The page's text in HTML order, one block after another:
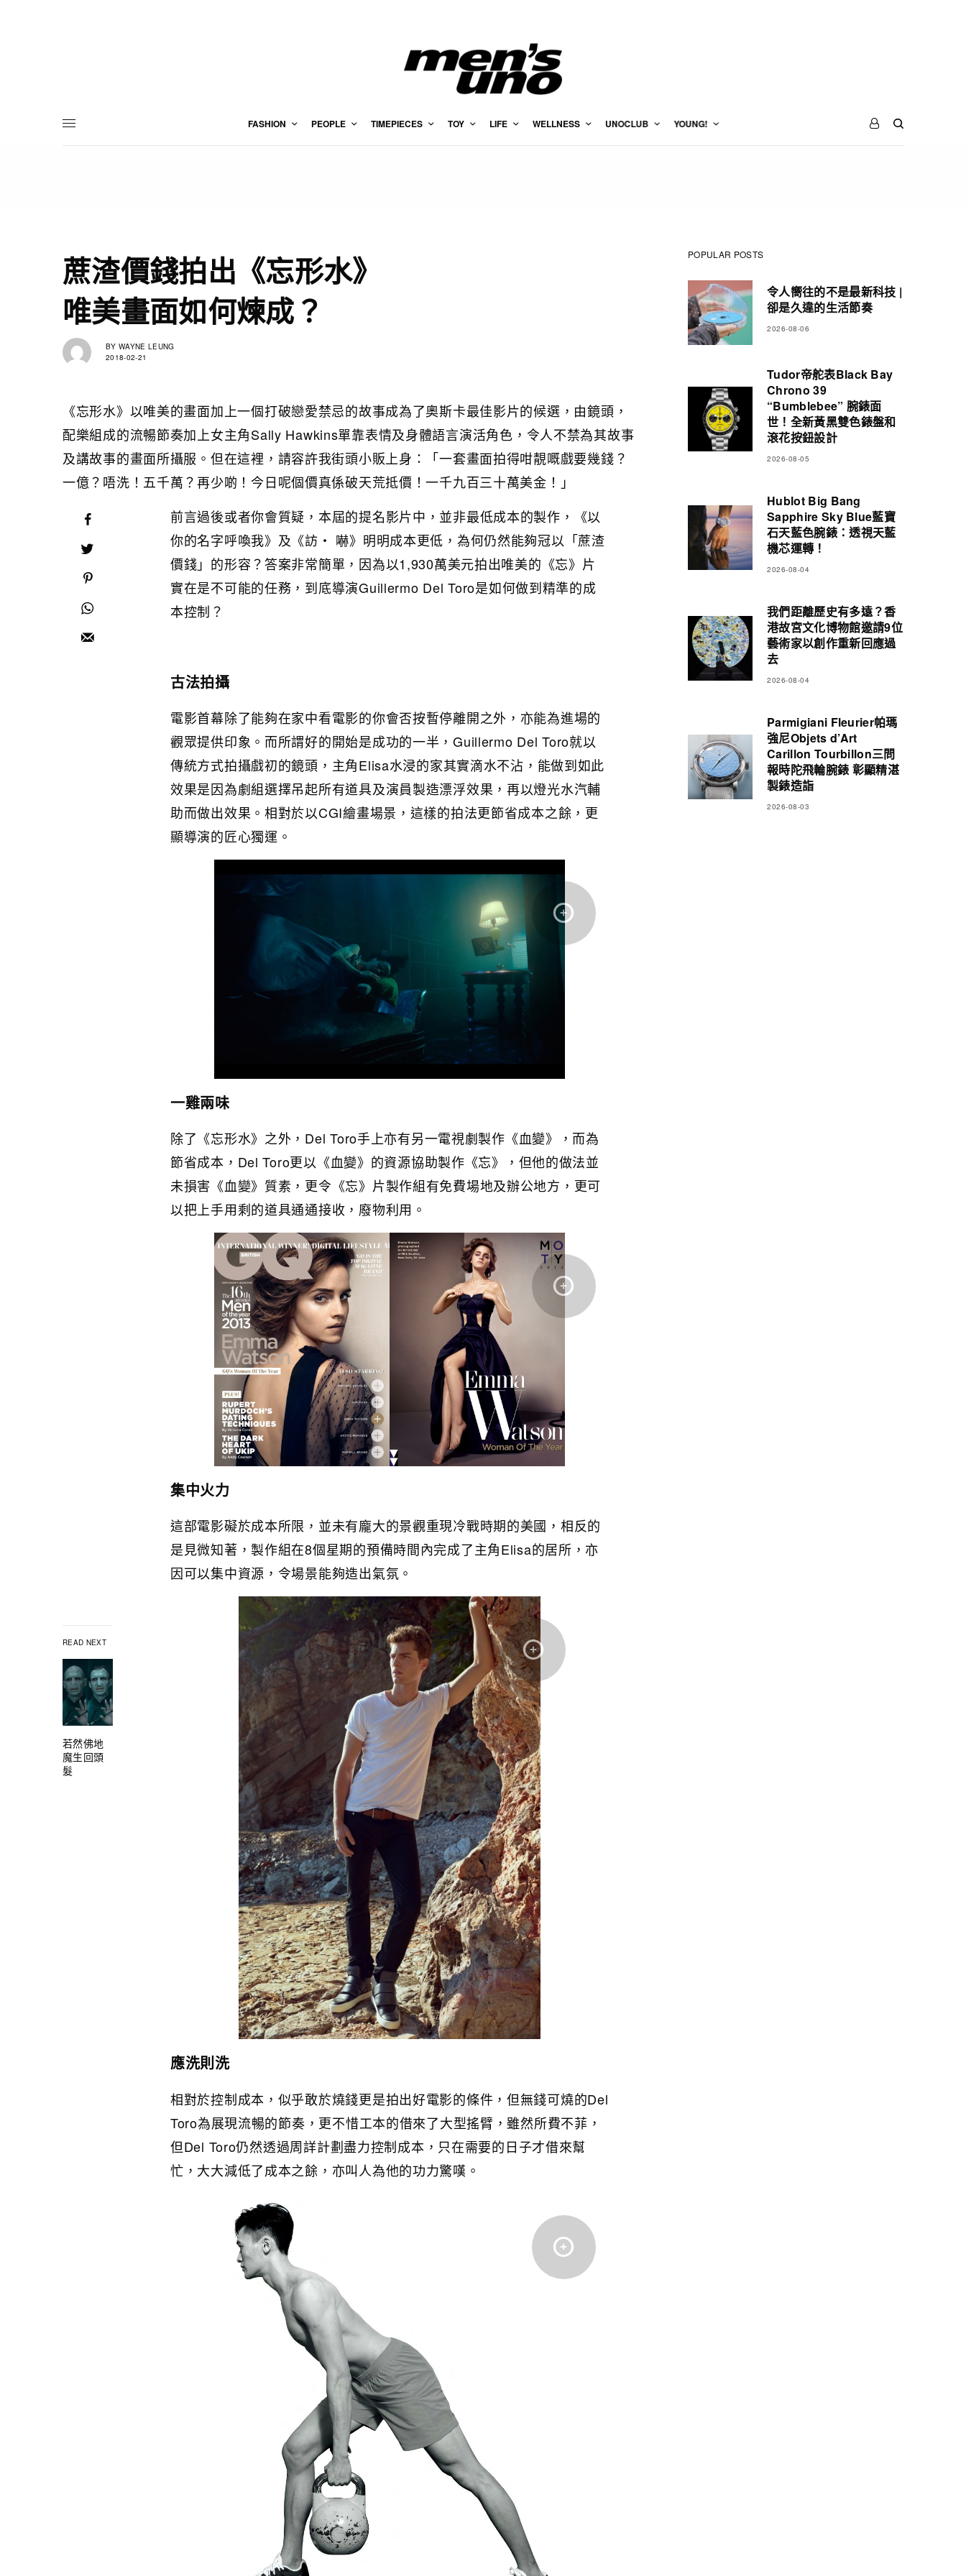
FASHION PEOPLE TIMEPIECES TOY LIFE WELLNESS UNOCLUB YOUNG!
蔗渣價錢拍出《忘形水》
唯美畫面如何煉成？
BY WAYNE LEUNG
2018-02-21
《忘形水》以唯美的畫面加上一個打破戀愛禁忌的故事成為了奧斯卡最佳影片的候選，由鏡頭，
配樂組成的流暢節奏加上女主角Sally Hawkins單靠表情及身體語言演活角色，令人不禁為其故事
及講故事的畫面所攝服。但在這裡，請容許我街頭小販上身：「一套畫面拍得咁靚嘅戲要幾錢？
一億？唔洗！五千萬？再少啲！今日呢個價真係破天荒抵價！一千九百三十萬美金！」
READ NEXT
若然佛地
魔生回頭
髮
前言過後或者你會質疑，本屆的提名影片中，並非最低成本的製作，《以
你的名字呼喚我》及《訪‧ 嚇》明明成本更低，為何仍然能夠冠以「蔗渣
價錢」的形容？答案非常簡單，因為以1,930萬美元拍出唯美的《忘》片
實在是不可能的任務，到底導演Guillermo Del Toro是如何做到精準的成
本控制？
古法拍攝
電影首幕除了能夠在家中看電影的你會否按暫停離開之外，亦能為進場的
觀眾提供印象。而所謂好的開始是成功的一半，Guillermo Del Toro就以
傳統方式拍攝戲初的鏡頭，主角Elisa水浸的家其實滴水不沾，能做到如此
效果是因為劇組選擇吊起所有道具及演員製造漂浮效果，再以燈光水汽輔
助而做出效果。相對於以CGI繪畫場景，這樣的拍法更節省成本之餘，更
顯導演的匠心獨運。
一雞兩味
除了《忘形水》之外，Del Toro手上亦有另一電視劇製作《血變》，而為
節省成本，Del Toro更以《血變》的資源協助製作《忘》，但他的做法並
未損害《血變》質素，更令《忘》片製作組有免費場地及辦公地方，更可
以把上手用剩的道具通通接收，廢物利用。
集中火力
這部電影礙於成本所限，並未有龐大的景觀重現冷戰時期的美國，相反的
是見微知著，製作組在8個星期的預備時間內完成了主角Elisa的居所，亦
因可以集中資源，令場景能夠造出氣氛。
應洗則洗
相對於控制成本，似乎敢於燒錢更是拍出好電影的條件，但無錢可燒的Del
Toro為展現流暢的節奏，更不惜工本的借來了大型搖臂，雖然所費不菲，
但Del Toro仍然透過周詳計劃盡力控制成本，只在需要的日子才借來幫
忙，大大減低了成本之餘，亦叫人為他的功力驚嘆。
POPULAR POSTS
令人嚮往的不是最新科技 |
卻是久違的生活節奏
2026-08-06
Tudor帝舵表Black Bay
Chrono 39
“Bumblebee” 腕錶面
世！全新黃黑雙色錶盤和
滾花按鈕設計
2026-08-05
Hublot Big Bang
Sapphire Sky Blue藍寶
石天藍色腕錶：透視天藍
機芯運轉！
2026-08-04
我們距離歷史有多遠？香
港故宮文化博物館邀請9位
藝術家以創作重新回應過
去
2026-08-04
Parmigiani Fleurier帕瑪
強尼Objets d’Art
Carillon Tourbillon三問
報時陀飛輪腕錶 彰顯精湛
製錶造詣
2026-08-03